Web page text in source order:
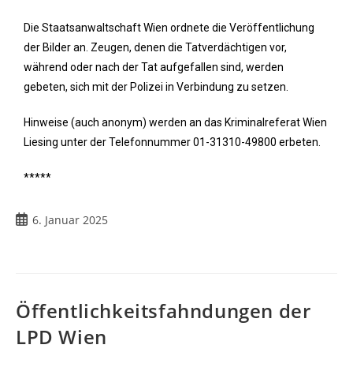
Die Staatsanwaltschaft Wien ordnete die Veröffentlichung
der Bilder an. Zeugen, denen die Tatverdächtigen vor,
während oder nach der Tat aufgefallen sind, werden
gebeten, sich mit der Polizei in Verbindung zu setzen.
Hinweise (auch anonym) werden an das Kriminalreferat Wien
Liesing unter der Telefonnummer 01-31310-49800 erbeten.
*****
6. Januar 2025
Öffentlichkeitsfahndungen der
LPD Wien